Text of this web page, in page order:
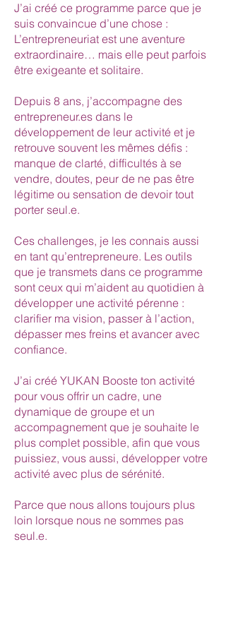
J’ai créé ce programme parce que je
suis convaincue d’une chose :
L’entrepreneuriat est une aventure
extraordinaire… mais elle peut parfois
être exigeante et solitaire.
Depuis 8 ans, j’accompagne des
entrepreneur.es dans le
développement de leur activité et je
retrouve souvent les mêmes défis :
manque de clarté, difficultés à se
vendre, doutes, peur de ne pas être
légitime ou sensation de devoir tout
porter seul.e.
Ces challenges, je les connais aussi
en tant qu’entrepreneure. Les outils
que je transmets dans ce programme
sont ceux qui m’aident au quotidien à
développer une activité pérenne :
clarifier ma vision, passer à l’action,
dépasser mes freins et avancer avec
confiance.
J’ai créé YUKAN Booste ton activité
pour vous offrir un cadre, une
dynamique de groupe et un
accompagnement que je souhaite le
plus complet possible, afin que vous
puissiez, vous aussi, développer votre
activité avec plus de sérénité.
Parce que nous allons toujours plus
loin lorsque nous ne sommes pas
seul.e.